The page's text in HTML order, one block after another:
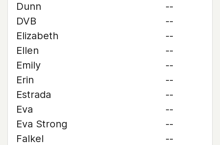
Dunn
--
DVB
--
Elizabeth
--
Ellen
--
Emily
--
Erin
--
Estrada
--
Eva
--
Eva Strong
--
Falkel
--